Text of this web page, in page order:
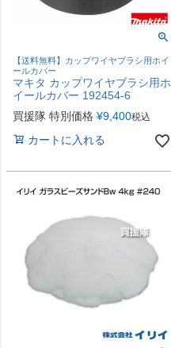
【送料無料】カップワイヤブラシ用ホイ
ールカバー
マキタ カップワイヤブラシ用ホ
イールカバー 192454-6
買援隊 特別価格 ¥9,400税込
カートに入れる